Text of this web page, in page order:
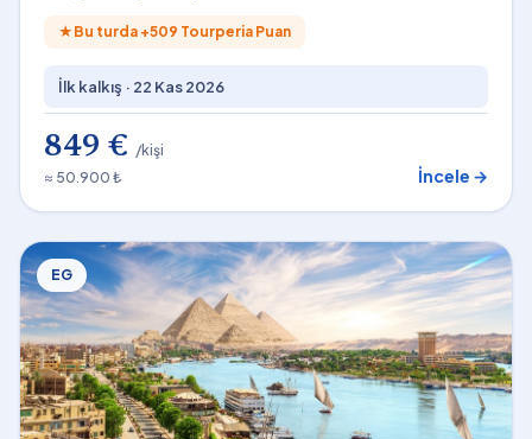
★ Bu turda +509 Tourperia Puan
İlk kalkış · 22 Kas 2026
849 € /kişi
≈ 50.900 ₺
İncele →
EG